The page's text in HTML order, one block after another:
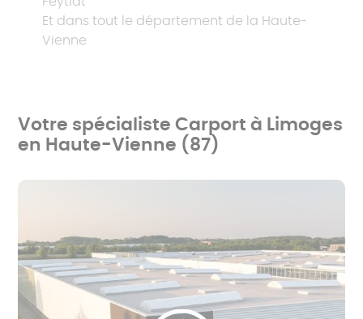
Et dans tout le département de la Haute-
Vienne
Votre spécialiste Carport à Limoges
en Haute-Vienne (87)